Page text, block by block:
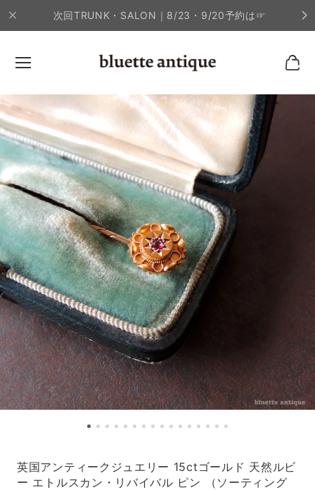
次回TRUNK・SALON｜8/23・9/20予約は☞
英国アンティークジュエリー 15ctゴールド 天然ルビ
ー エトルスカン・リバイバル ピン （ソーティング